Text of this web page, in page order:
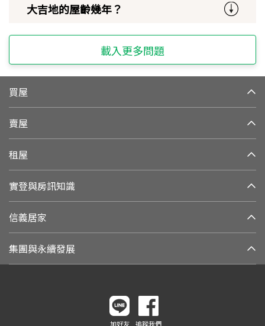
大吉地的屋齡幾年？
載入更多問題
買屋
賣屋
租屋
實登與房訊知識
信義居家
集團與永續發展
加好友 追蹤我們